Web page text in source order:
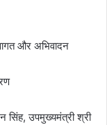
और अभिवादन
सिंह, उपमुख्यमंत्री श्री